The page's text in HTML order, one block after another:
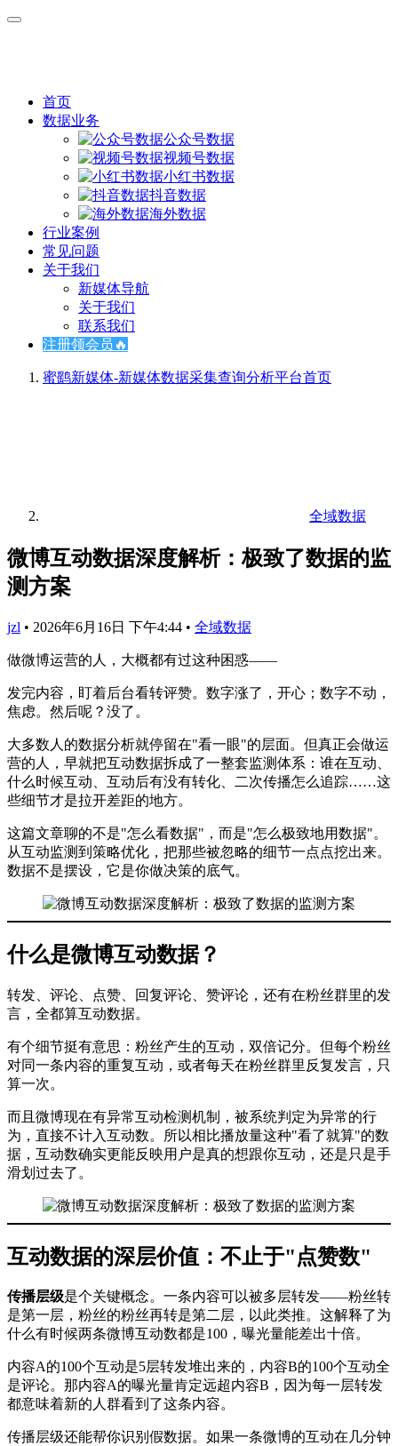
首页
数据业务
公众号数据
视频号数据
小红书数据
抖音数据
海外数据
行业案例
常见问题
关于我们
新媒体导航
关于我们
联系我们
注册领会员🔥
蜜鹞新媒体-新媒体数据采集查询分析平台首页
全域数据
微博互动数据深度解析：极致了数据的监
测方案
jzl • 2026年6月16日 下午4:44 • 全域数据
做微博运营的人，大概都有过这种困惑——
发完内容，盯着后台看转评赞。数字涨了，开心；数字不动，
焦虑。然后呢？没了。
大多数人的数据分析就停留在"看一眼"的层面。但真正会做运
营的人，早就把互动数据拆成了一整套监测体系：谁在互动、
什么时候互动、互动后有没有转化、二次传播怎么追踪……这
些细节才是拉开差距的地方。
这篇文章聊的不是"怎么看数据"，而是"怎么极致地用数据"。
从互动监测到策略优化，把那些被忽略的细节一点点挖出来。
数据不是摆设，它是你做决策的底气。
什么是微博互动数据？
转发、评论、点赞、回复评论、赞评论，还有在粉丝群里的发
言，全都算互动数据。
有个细节挺有意思：粉丝产生的互动，双倍记分。但每个粉丝
对同一条内容的重复互动，或者每天在粉丝群里反复发言，只
算一次。
而且微博现在有异常互动检测机制，被系统判定为异常的行
为，直接不计入互动数。所以相比播放量这种"看了就算"的数
据，互动数确实更能反映用户是真的想跟你互动，还是只是手
滑划过去了。
互动数据的深层价值：不止于"点赞数"
传播层级是个关键概念。一条内容可以被多层转发——粉丝转
是第一层，粉丝的粉丝再转是第二层，以此类推。这解释了为
什么有时候两条微博互动数都是100，曝光量能差出十倍。
内容A的100个互动是5层转发堆出来的，内容B的100个互动全
是评论。那内容A的曝光量肯定远超内容B，因为每一层转发
都意味着新的人群看到了这条内容。
传播层级还能帮你识别假数据。如果一条微博的互动在几分钟